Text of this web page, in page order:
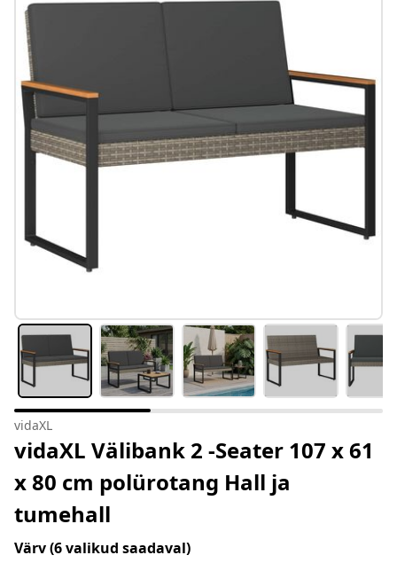
vidaXL
vidaXL Välibank 2 -Seater 107 x 61
x 80 cm polürotang Hall ja
tumehall
Värv(6 valikud saadaval)